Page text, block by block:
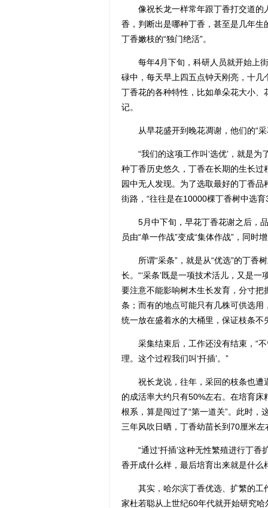
像祝长龙一样常年跟丁香打交道的
香，判断出是哪种丁香，甚至是几年
丁香嫩枝的“独门绝活”。
每年4月下旬，科研人员就开始上街
碌中，每天早上四五点钟天刚亮，十几
丁香花的各种特性，比如单朵花大小
记。
从早花盛开到晚花凋谢，他们的“采
“我们的这项工作叫‘选优’，就是为
种丁香历史悠久，丁香在长期的生长
园中无人发现。为了选取最好的丁香
街路，“往往是在10000棵丁香树中选
5月中下旬，早花丁香花谢之后，品
员由“单一作战”变成“集体作战”，同时
所谓“采条”，就是从“优选”的丁香
长。“‘采条’既是一项技术活儿，又是
要注意不能影响树木生长发育，分寸
条；而有的地点可能只有几株可供选
统一放在盛着水的大桶里，保证枝条不
采集结束后，工作还没有结束，“不
理。这个过程我们叫‘扦插’。”
祝长龙说，往年，采回的枝条也遭
的成活率大约只有50%左右。在培育
根系，算是闯过了“第一道关”。此时
三年风吹日晒，丁香幼苗长到70厘米
“通过‘扦插’这种无性繁殖进行丁香
香开成什么样，最后培育出来就是什么
其实，哈尔滨丁香优选、扩繁的工
家杜若聪从上世纪60年代就开始研究